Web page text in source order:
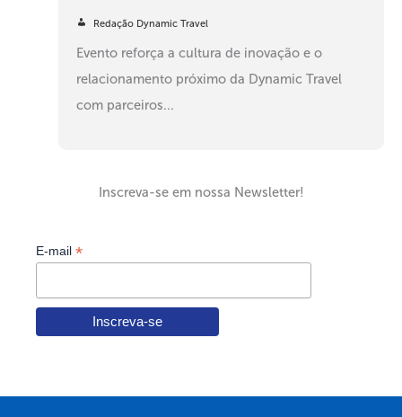
Redação Dynamic Travel
Evento reforça a cultura de inovação e o
relacionamento próximo da Dynamic Travel
com parceiros...
Inscreva-se em nossa Newsletter!
E-mail *